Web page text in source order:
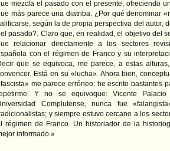
mezcla el pasado con el presente, ofreciendo
más parece una diatriba. ¿Por qué denominar
según la de propia perspectiva del autor,
pasado?. Claro que, en realidad, el objetivo del
relacionar directamente a los sectores
con el régimen de Franco y su
que se equivoca, me parece, a estas
Está en su «lucha». Ahora bien,
me parece erróneo; he escrito bastantes
Y no se equivoque: Vicente
Complutense, nunca fue
y siempre estuvo cercano a los
régimen de Franco. Un historiador de la
informado.»